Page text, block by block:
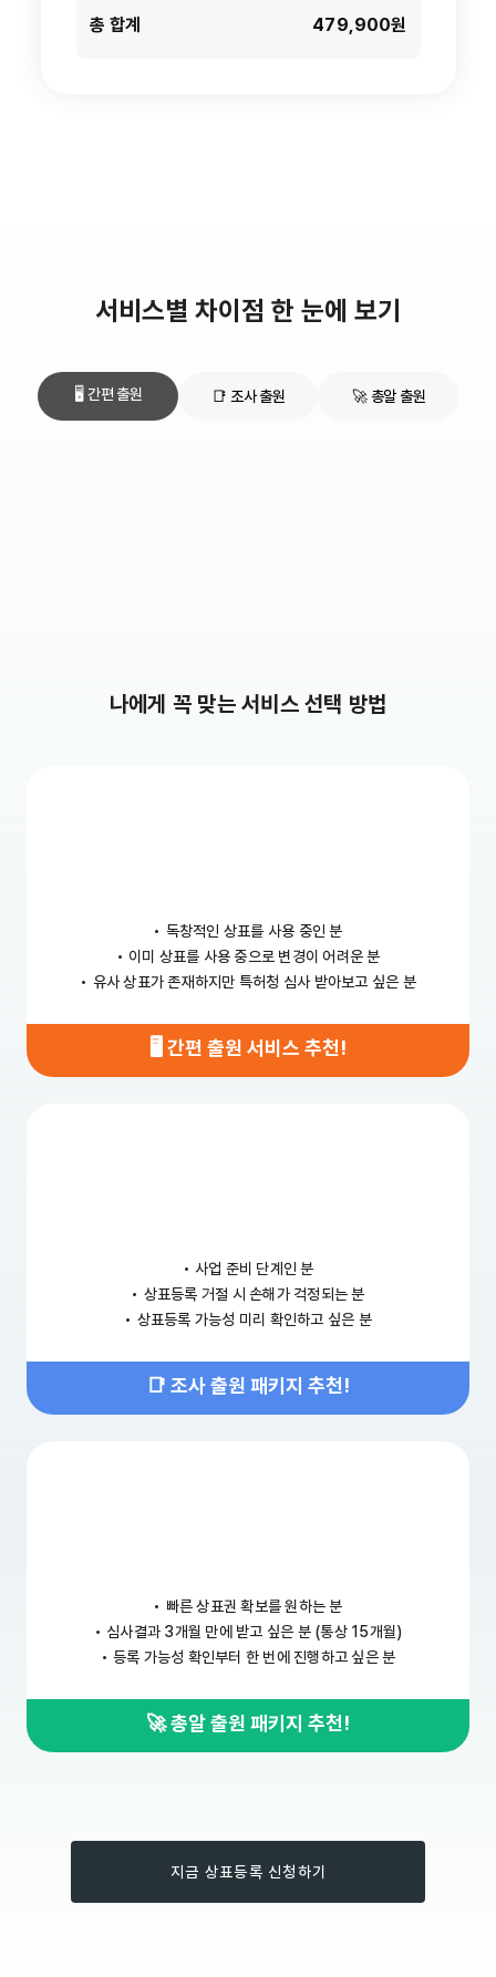
총 합계 479,900원
서비스별 차이점 한 눈에 보기
🖥️ 간편 출원 📑 조사 출원 🚀 총알 출원
나에게 꼭 맞는 서비스 선택 방법
• 독창적인 상표를 사용 중인 분
• 이미 상표를 사용 중으로 변경이 어려운 분
• 유사 상표가 존재하지만 특허청 심사 받아보고 싶은 분
🖥️ 간편 출원 서비스 추천!
• 사업 준비 단계인 분
• 상표등록 거절 시 손해가 걱정되는 분
• 상표등록 가능성 미리 확인하고 싶은 분
📑 조사 출원 패키지 추천!
• 빠른 상표권 확보를 원하는 분
• 심사결과 3개월 만에 받고 싶은 분 (통상 15개월)
• 등록 가능성 확인부터 한 번에 진행하고 싶은 분
🚀 총알 출원 패키지 추천!
지금 상표등록 신청하기